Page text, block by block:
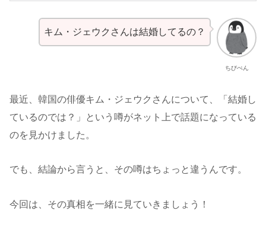
ちびぺん
キム・ジェウクさんは結婚してるの？
最近、韓国の俳優キム・ジェウクさんについて、「結婚し
ているのでは？」という噂がネット上で話題になっている
のを見かけました。
でも、結論から言うと、その噂はちょっと違うんです。
今回は、その真相を一緒に見ていきましょう！